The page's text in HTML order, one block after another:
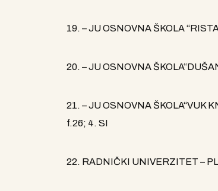
19. – JU OSNOVNA ŠKOLA
20. – JU OSNOVNA
21. – JU OSNOVNA ŠKOLA“VUK
f.26; 4. SI
22. RADNIČKI UNIVERZITET –